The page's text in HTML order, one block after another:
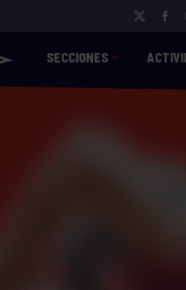
SECCIONES